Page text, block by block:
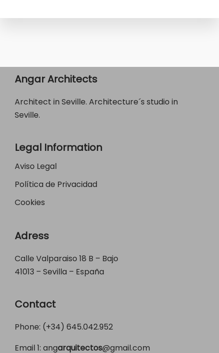
Angar Architects
Architect in Seville. Architecture´s studio in
Seville.
Legal Information
Aviso Legal
Política de Privacidad
Cookies
Adress
Calle Valparaiso 18 B – Bajo
41013 – Sevilla – España
Contact
Phone: (+34) 645.042.952
Email 1: angarquitectos@gmail.com